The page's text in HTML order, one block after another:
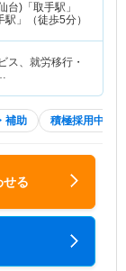
台)「取手駅」
」（徒歩5分）
ス、就労移行・
補助 積極採用中
せる